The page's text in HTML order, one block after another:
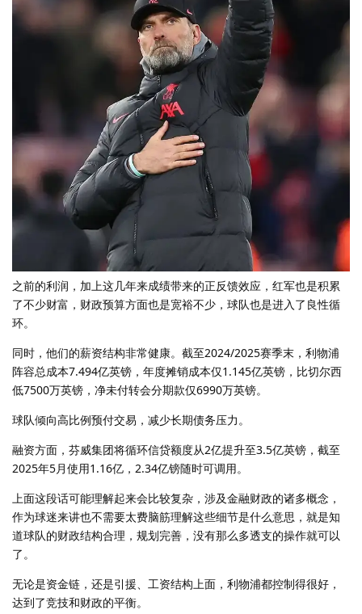
之前的利润，加上这几年来成绩带来的正反馈效应，红军也是积累
了不少财富，财政预算方面也是宽裕不少，球队也是进入了良性循
环。
同时，他们的薪资结构非常健康。截至2024/2025赛季末，利物浦
阵容总成本7.494亿英镑，年度摊销成本仅1.145亿英镑，比切尔西
低7500万英镑，净未付转会分期款仅6990万英镑。
球队倾向高比例预付交易，减少长期债务压力。
融资方面，芬威集团将循环信贷额度从2亿提升至3.5亿英镑，截至
2025年5月使用1.16亿，2.34亿镑随时可调用。
上面这段话可能理解起来会比较复杂，涉及金融财政的诸多概念，
作为球迷来讲也不需要太费脑筋理解这些细节是什么意思，就是知
道球队的财政结构合理，规划完善，没有那么多透支的操作就可以
了。
无论是资金链，还是引援、工资结构上面，利物浦都控制得很好，
达到了竞技和财政的平衡。